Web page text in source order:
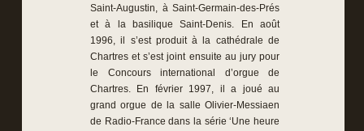
Saint-Augustin, à Saint-Germain-des-Prés
et à la basilique Saint-Denis. En août
1996, il s’est produit à la cathédrale de
Chartres et s’est joint ensuite au jury pour
le Concours international d’orgue de
Chartres. En février 1997, il a joué au
grand orgue de la salle Olivier-Messiaen
de Radio-France dans la série ‘Une heure